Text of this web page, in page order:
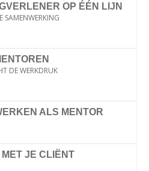
OP ÉÉN LIJN
SAMENWERKING
DE WERKDRUK
ALS MENTOR
JE CLIËNT